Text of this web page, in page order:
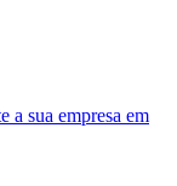
a sua empresa em